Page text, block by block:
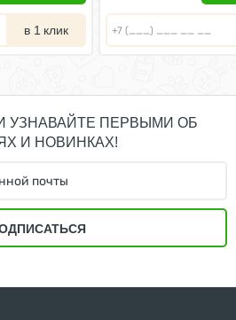
в 1 клик
УЗНАВАЙТЕ ПЕРВЫМИ ОБ
И НОВИНКАХ!